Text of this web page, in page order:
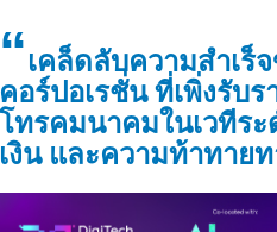
“เคล็ดลับความสำเร็
คอร์ปอเรชั่น ที่เพิ่งรับ
โทรคมนาคมในเวทีร
เงิน และความท้าทาย